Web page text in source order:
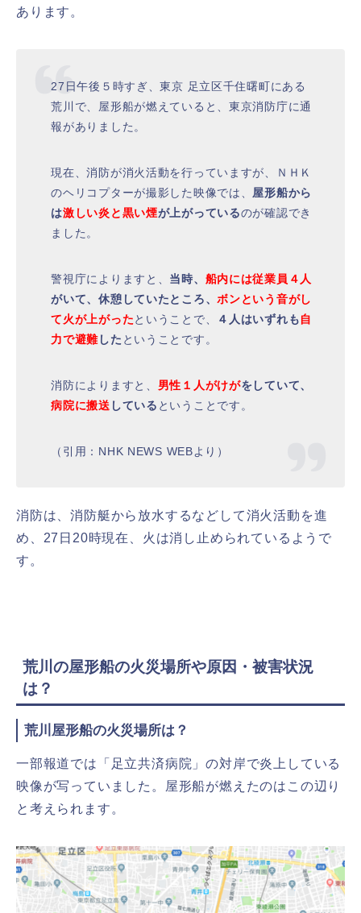
あります。
27日午後５時すぎ、東京 足立区千住曙町にある
荒川で、屋形船が燃えていると、東京消防庁に通
報がありました。
現在、消防が消火活動を行っていますが、ＮＨＫ
のヘリコプターが撮影した映像では、 屋形船から
は激しい炎と黒い煙が上がっているのが確認でき
ました。
警視庁によりますと、 当時、 船内には従業員４人
がいて、休憩していたところ、ボンという音がし
て火が上がったということで、 ４人はいずれも自
力で避難した ということです。
消防によりますと、 男性１人がけがをしていて、
病院に搬送 している ということです。
（引用：NHK NEWS WEBより）
消防は、消防艇から放水するなどして消火活動を進
め、27日20時現在、火は消し止められているようで
す。
荒川の屋形船の火災場所や原因・被害状況
は？
荒川屋形船の火災場所は？
一部報道では「足立共済病院」の対岸で炎上している
映像が写っていました。屋形船が燃えたのはこの辺り
と考えられます。